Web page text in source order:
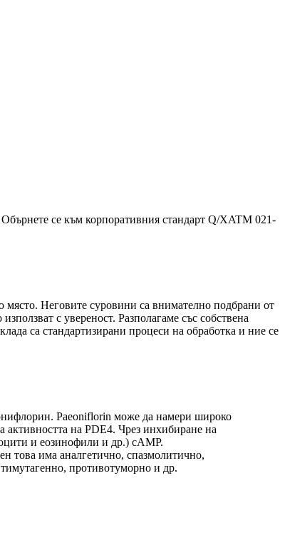
Обърнете се към корпоративния стандарт Q/XATM 021-
място. Неговите суровини са внимателно подбрани от
с увереност. Разполагаме със собствена
са стандартизирани процеси на обработка и ние се
Paeoniflorin може да намери широко
активността на PDE4. Чрез инхибиране на
и еозинофили и др.) сАМР.
това има аналгетично, спазмолитично,
противотуморно и др.